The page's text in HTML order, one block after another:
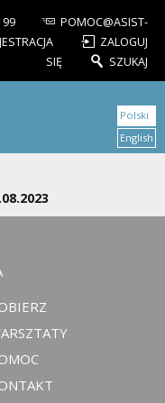
99
POMOC@ASIST-
ZALOGUJ
SIĘ
SZUKAJ
Polski
English